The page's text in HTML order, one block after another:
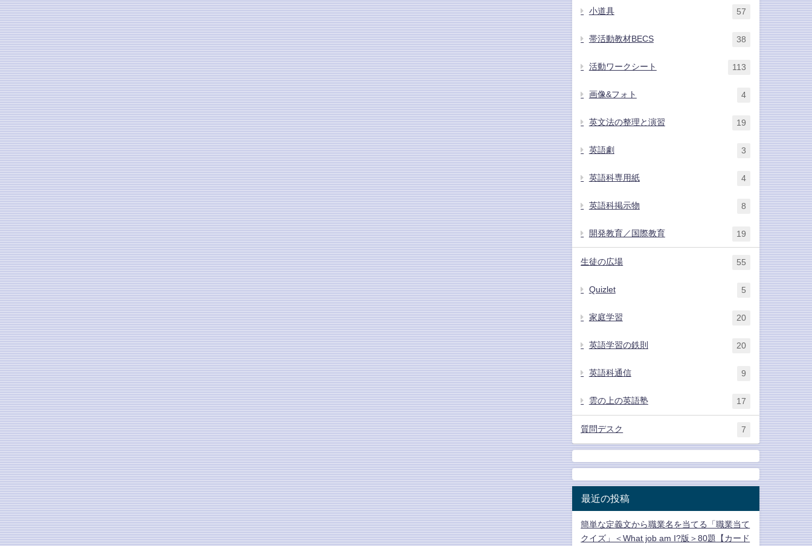
小道具 57
帯活動教材BECS 38
活動ワークシート 113
画像&フォト 4
英文法の整理と演習 19
英語劇 3
英語科専用紙 4
英語科掲示物 8
開発教育／国際教育 19
生徒の広場 55
Quizlet 5
家庭学習 20
英語学習の鉄則 20
英語科通信 9
雲の上の英語塾 17
質問デスク 7
最近の投稿
簡単な定義文から職業名を当てる「職業当て
クイズ」＜What job am I?版＞80題【カード